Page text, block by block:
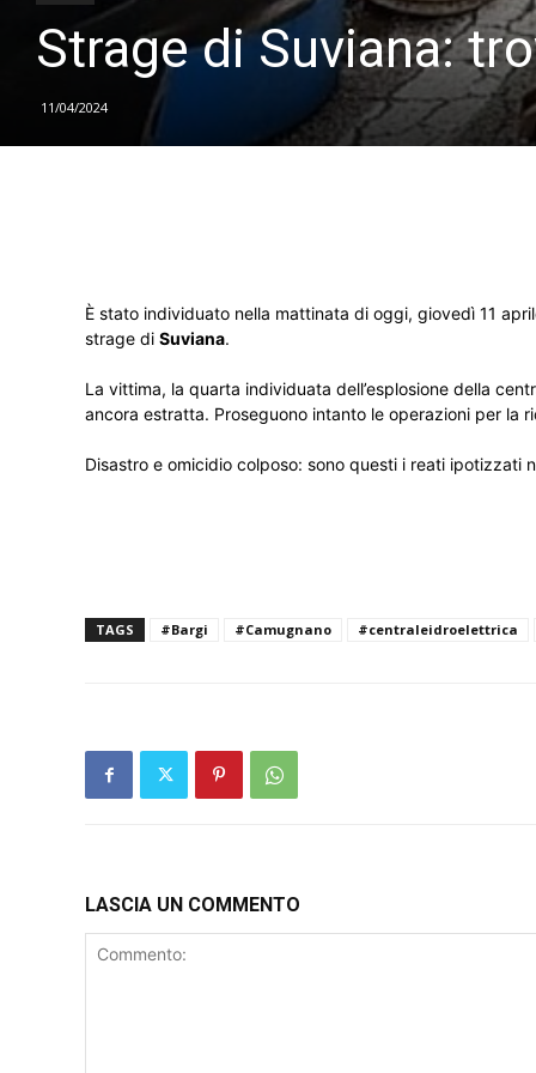
Strage di Suviana:
11/04/2024
È stato individuato nella mattinata di oggi, giovedì 11
strage di Suviana.
La vittima, la quarta individuata dell’esplosione della
ancora estratta. Proseguono intanto le operazioni per la
Disastro e omicidio colposo: sono questi i reati ipotizzati
TAGS #Bargi #Camugnano #centraleidroelettrica
LASCIA UN COMMENTO